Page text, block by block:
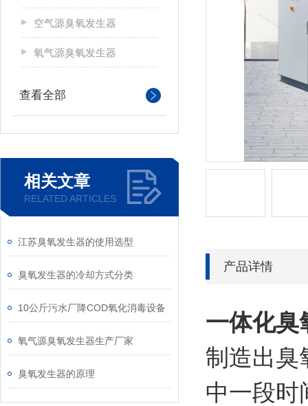
空气源臭氧发生器
氧气源臭氧发生器
查看全部
相关文章
RELATED ARTICLES
江苏臭氧发生器的使用选型
臭氧发生器的冷却方式分类
10公斤污水厂降COD氧化消毒设备
氧气源臭氧发生器生产厂家
臭氧发生器的原理
产品详情
一体化臭
制造出臭
中一段时